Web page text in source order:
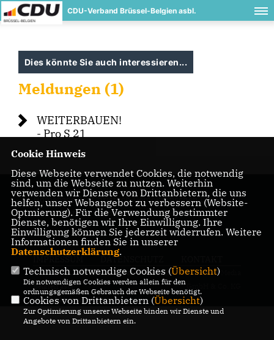
CDU-Verband Brüssel-Belgien asbl.
Dies könnte Sie auch interessieren...
Meldungen (1)
WEITERBAUEN!
- Pro S 21
Homepage der Christlich Demokratischen Union
Deutschlands - Verband Brüssel-Belgien
DATENSCHUTZ
© 2026 CDU-Verband Brüssel-
Belgien asbl.
Alle Rechte vorbehalten.
Realisation: Sharkness Media
Cookie Hinweis
Diese Webseite verwendet Cookies, die notwendig
sind, um die Webseite zu nutzen. Weiterhin
verwenden wir Dienste von Drittanbietern, die uns
helfen, unser Webangebot zu verbessern (Website-
Optmierung). Für die Verwendung bestimmter
Dienste, benötigen wir Ihre Einwilligung. Ihre
Einwilligung können Sie jederzeit widerrufen. Weitere
Informationen finden Sie in unserer
Datenschutzerklärung.
Technisch notwendige Cookies (Übersicht)
Die notwendigen Cookies werden allein für den
ordnungsgemäßen Gebrauch der Webseite benötigt.
Cookies von Drittanbietern (Übersicht)
Zur Optimierung unserer Webseite binden wir Dienste und
Angebote von Drittanbietern ein.